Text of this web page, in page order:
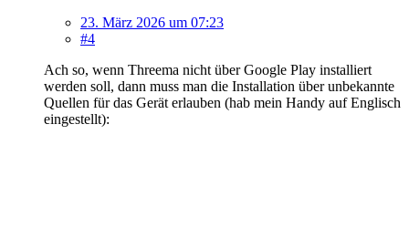
23. März 2026 um 07:23
#4
Ach so, wenn Threema nicht über Google Play installiert
werden soll, dann muss man die Installation über unbekannte
Quellen für das Gerät erlauben (hab mein Handy auf Englisch
eingestellt):